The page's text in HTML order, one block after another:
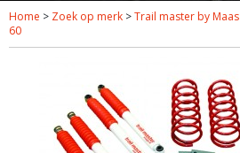
Home > Zoek op merk >Trail master by Maas
60